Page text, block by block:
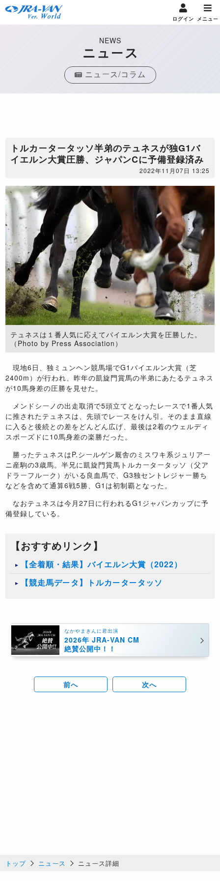
ログイン メニュー
NEWS
ニュース
ニュース/コラム
​トルカータータッソ半弟のテュネスが独G1バ
イエルン大賞圧勝、ジャパンCに予備登録済み
2022年11月07日 13:25
テュネスは１番人気に応えてバイエルン大賞を圧勝した。
（Photo by Press Association）
現地6日、独ミュンヘン競馬場でG1バイエルン大賞（芝
2400m）が行われ、昨年の凱旋門賞馬の半弟にあたるテュネス
が10馬身差の圧勝を見せた。
メンドシーノの出走取消で5頭立てとなったレースで1番人気
に推されたテュネスは、先頭でレースをけん引。そのまま直線
に入ると後続との差をどんどん広げ、最後は2着のウェルディ
スポーズドに10馬身差の楽勝だった。
勝ったテュネスはP.シールゲン厩舎のミスワキ系ジュリアー
ニ産駒の3歳馬。半兄に凱旋門賞馬トルカータータッソ（父ア
ドラーフルーク）がいる良血馬で、G3独セントレジャー勝ち
などを含めて通算6戦5勝、G1は初制覇となった。
なおテュネスは今月27日に行われるG1ジャパンカップに予
備登録している。
【おすすめリンク】
【全着順・結果】バイエルン大賞（2022）
【競走馬データ】トルカータータッソ
なかやまきんに君出演
2026年 JRA-VAN CM
絶賛公開中！！
前へ 次へ
トップ ニュース ニュース詳細